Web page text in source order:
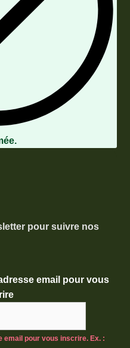
pour suivre nos
email pour vous
email pour vous inscrire. Ex. :